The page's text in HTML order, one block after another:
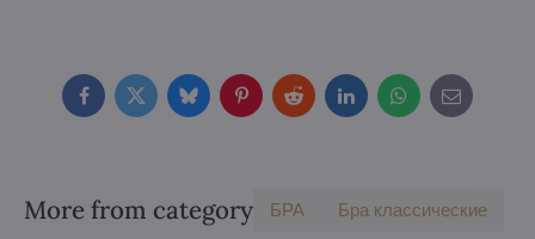
FacebookTwitterBlueskyPinterestRedditLinkedInWhatsApp
E-
mail
More from category БPA Бра классические